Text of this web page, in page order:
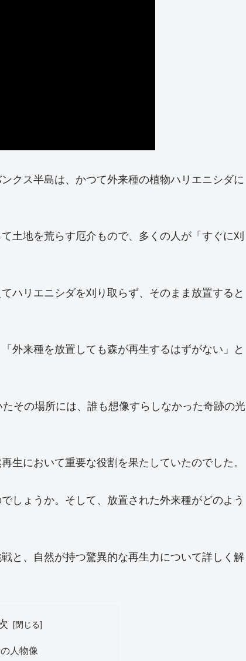
クス半島は、かつて外来種の植物ハリエニシダに
土地を荒らす厄介もので、多くの人が「すぐに刈
ハリエニシダを刈り取らず、そのまま放置すると
外来種を放置しても森が再生するはずがない」と
その場所には、誰も想像すらしなかった奇跡の光
生において重要な役割を果たしていたのでした。
しょうか。そして、放置された外来種がどのよう
と、自然が持つ驚異的な再生力について詳しく解
人物像